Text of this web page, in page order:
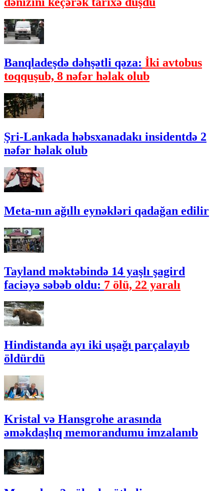
Banqladeşdə dəhşətli qəza: İki avtobus
toqquşub, 8 nəfər həlak olub
Şri-Lankada həbsxanadakı insidentdə 2
nəfər həlak olub
Meta-nın ağıllı eynəkləri qadağan edilir
Tayland məktəbində 14 yaşlı şagird
faciəyə səbəb oldu: 7 ölü, 22 yaralı
Hindistanda ayı iki uşağı parçalayıb
öldürdü
Kristal və Hansgrohe arasında
əməkdaşlıq memorandumu imzalanıb